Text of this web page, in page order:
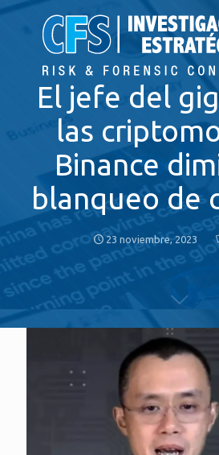
El jefe del
las
Binance
blanqueo de
23 noviembre, 2023